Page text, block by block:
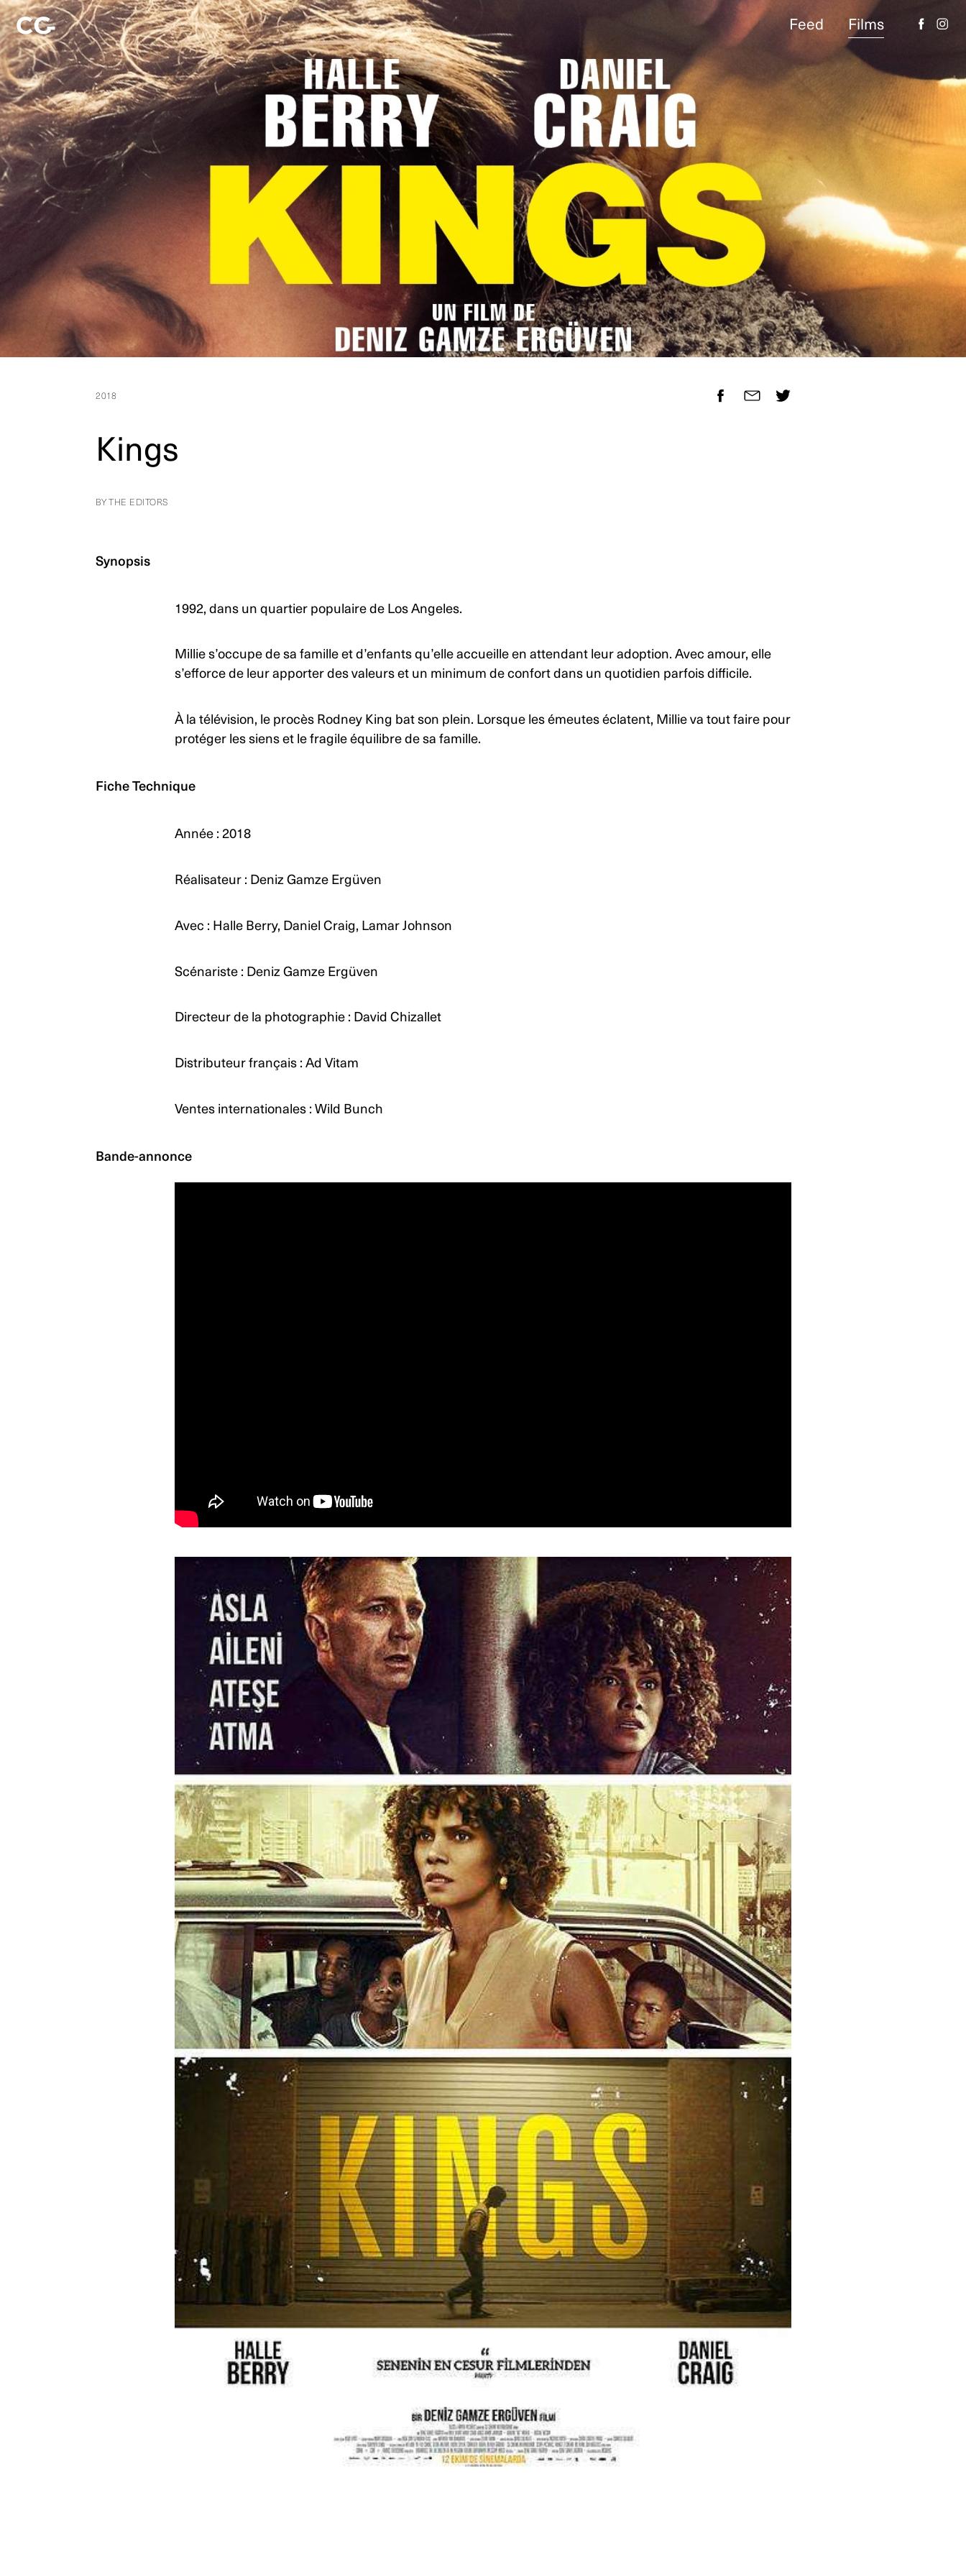
Feed Films
2018
Kings
BY THE EDITORS
Synopsis
1992, dans un quartier populaire de Los Angeles.
Millie s’occupe de sa famille et d’enfants qu’elle accueille en attendant leur adoption. Avec amour, elle
s’efforce de leur apporter des valeurs et un minimum de confort dans un quotidien parfois difficile.
À la télévision, le procès Rodney King bat son plein. Lorsque les émeutes éclatent, Millie va tout faire pour
protéger les siens et le fragile équilibre de sa famille.
Fiche Technique
Année : 2018
Réalisateur : Deniz Gamze Ergüven
Avec : Halle Berry, Daniel Craig, Lamar Johnson
Scénariste : Deniz Gamze Ergüven
Directeur de la photographie : David Chizallet
Distributeur français : Ad Vitam
Ventes internationales : Wild Bunch
Bande-annonce